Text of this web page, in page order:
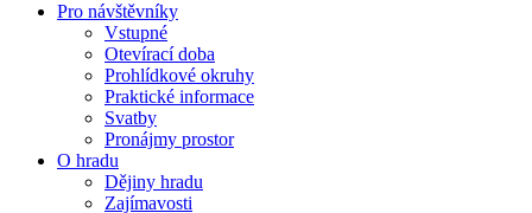
Pro návštěvníky
Vstupné
Otevírací doba
Prohlídkové okruhy
Praktické informace
Svatby
Pronájmy prostor
O hradu
Dějiny hradu
Zajímavosti